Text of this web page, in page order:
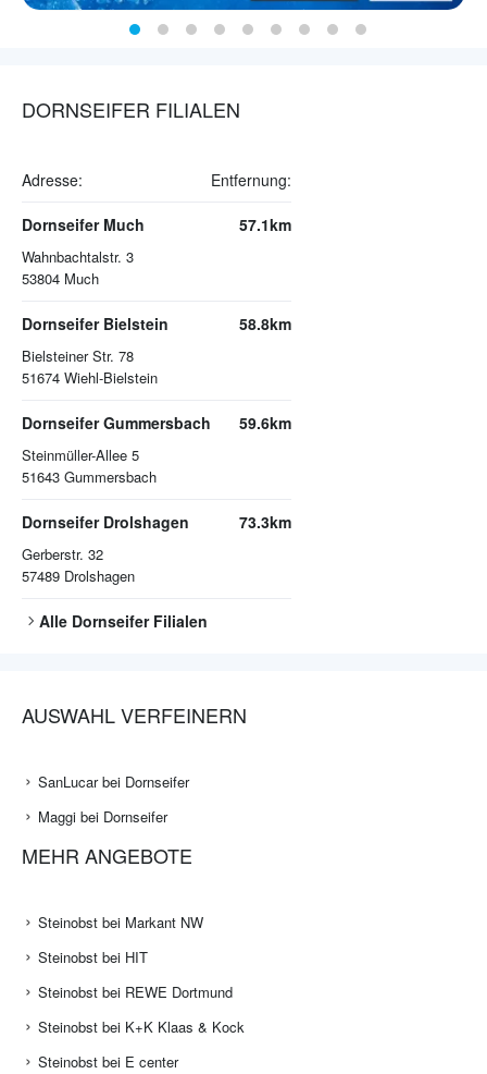
DORNSEIFER FILIALEN
Adresse: Entfernung:
Dornseifer Much
Wahnbachtalstr. 3
53804 Much
57.1km
Dornseifer Bielstein
Bielsteiner Str. 78
51674 Wiehl-Bielstein
58.8km
Dornseifer Gummersbach
Steinmüller-Allee 5
51643 Gummersbach
59.6km
Dornseifer Drolshagen
Gerberstr. 32
57489 Drolshagen
73.3km
Alle DornseiferFilialen
AUSWAHL VERFEINERN
SanLucar bei Dornseifer
Maggi bei Dornseifer
MEHR ANGEBOTE
Steinobst bei Markant NW
Steinobst bei HIT
Steinobst bei REWE Dortmund
Steinobst bei K+K Klaas & Kock
Steinobst bei E center